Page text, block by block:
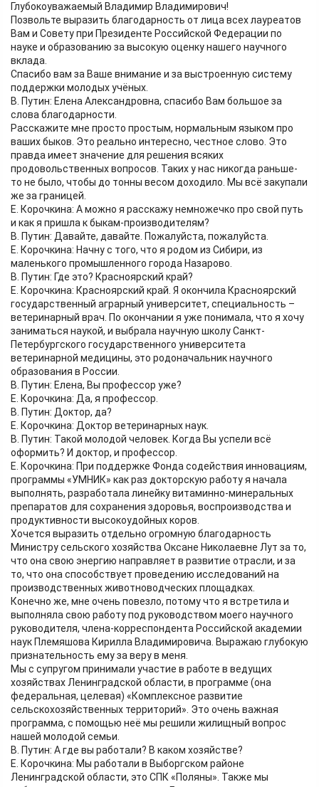
Глубокоуважаемый Владимир Владимирович!
Позвольте выразить благодарность от лица всех лауреатов
Вам и Совету при Президенте Российской Федерации по
науке и образованию за высокую оценку нашего научного
вклада.
Спасибо вам за Ваше внимание и за выстроенную систему
поддержки молодых учёных.
В. Путин: Елена Александровна, спасибо Вам большое за
слова благодарности.
Расскажите мне просто простым, нормальным языком про
ваших быков. Это реально интересно, честное слово. Это
правда имеет значение для решения всяких
продовольственных вопросов. Таких у нас никогда раньше-
то не было, чтобы до тонны весом доходило. Мы всё закупали
же за границей.
Е. Корочкина: А можно я расскажу немножечко про свой путь
и как я пришла к быкам-производителям?
В. Путин: Давайте, давайте. Пожалуйста, пожалуйста.
Е. Корочкина: Начну с того, что я родом из Сибири, из
маленького промышленного города Назарово.
В. Путин: Где это? Красноярский край?
Е. Корочкина: Красноярский край. Я окончила Красноярский
государственный аграрный университет, специальность –
ветеринарный врач. По окончании я уже понимала, что я хочу
заниматься наукой, и выбрала научную школу Санкт-
Петербургского государственного университета
ветеринарной медицины, это родоначальник научного
образования в России.
В. Путин: Елена, Вы профессор уже?
Е. Корочкина: Да, я профессор.
В. Путин: Доктор, да?
Е. Корочкина: Доктор ветеринарных наук.
В. Путин: Такой молодой человек. Когда Вы успели всё
оформить? И доктор, и профессор.
Е. Корочкина: При поддержке Фонда содействия инновациям,
программы «УМНИК» как раз докторскую работу я начала
выполнять, разработала линейку витаминно-минеральных
препаратов для сохранения здоровья, воспроизводства и
продуктивности высокоудойных коров.
Хочется выразить отдельно огромную благодарность
Министру сельского хозяйства Оксане Николаевне Лут за то,
что она свою энергию направляет в развитие отрасли, и за
то, что она способствует проведению исследований на
производственных животноводческих площадках.
Конечно же, мне очень повезло, потому что я встретила и
выполняла свою работу под руководством моего научного
руководителя, члена-корреспондента Российской академии
наук Племяшова Кирилла Владимировича. Выражаю глубокую
признательность ему за веру в меня.
Мы с супругом принимали участие в работе в ведущих
хозяйствах Ленинградской области, в программе (она
федеральная, целевая) «Комплексное развитие
сельскохозяйственных территорий». Это очень важная
программа, с помощью неё мы решили жилищный вопрос
нашей молодой семьи.
В. Путин: А где вы работали? В каком хозяйстве?
Е. Корочкина: Мы работали в Выборгском районе
Ленинградской области, это СПК «Поляны». Также мы